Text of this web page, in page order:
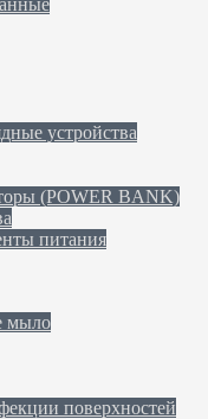
устройства
(POWER BANK)
питания
мыло
поверхностей